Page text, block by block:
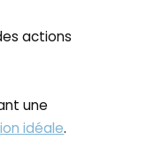
actions
une
idéale.